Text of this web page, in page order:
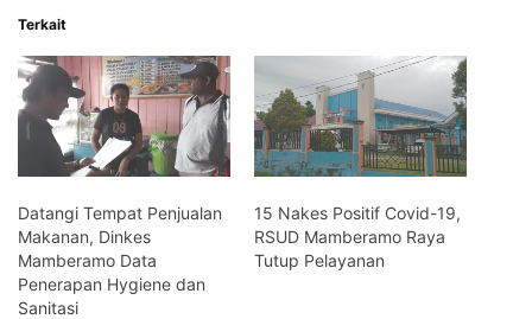
Terkait
Datangi Tempat Penjualan
Makanan, Dinkes
Mamberamo Data
Penerapan Hygiene dan
Sanitasi
15 Nakes Positif Covid-19,
RSUD Mamberamo Raya
Tutup Pelayanan